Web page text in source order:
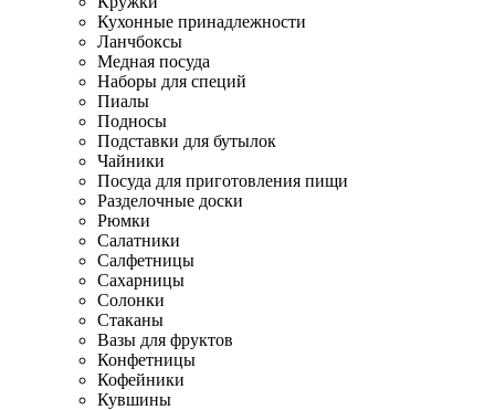
Кухонные принадлежности
Ланчбоксы
Медная посуда
Наборы для специй
Пиалы
Подносы
Подставки для бутылок
Чайники
Посуда для приготовления пищи
Разделочные доски
Рюмки
Салатники
Салфетницы
Сахарницы
Солонки
Стаканы
Вазы для фруктов
Конфетницы
Кофейники
Кувшины